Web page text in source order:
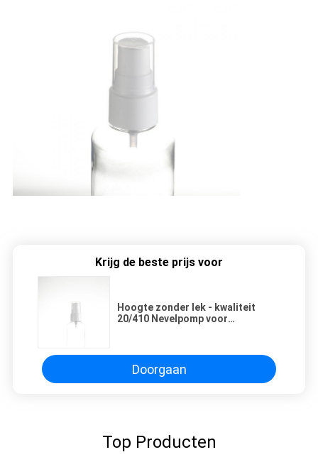
Krijg de beste prijs voor
Hoogte zonder lek - kwaliteit
20/410 Nevelpomp voor
Doorgaan
Top Producten